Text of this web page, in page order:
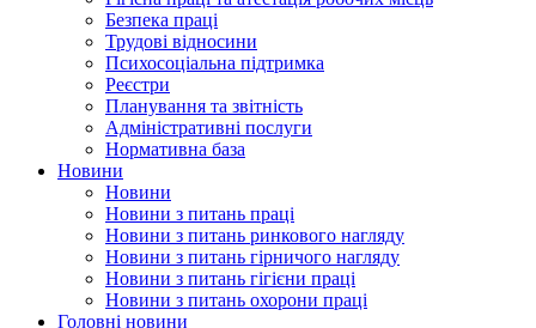
Безпека праці
Трудові відносини
Психосоціальна підтримка
Реєстри
Планування та звітність
Адміністративні послуги
Нормативна база
Новини
Новини
Новини з питань праці
Новини з питань ринкового нагляду
Новини з питань гірничого нагляду
Новини з питань гігієни праці
Новини з питань охорони праці
Головні новини